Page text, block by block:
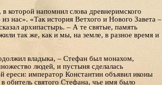
которой напомнил слова древнеримского
нас». «Так история Ветхого и Нового Завета –
архипастырь. – А те святые, память
так же, как и мы, на земле, в разное время и
владыка, – Стефан был монахом,
людей, и пустыня сделалась
ереси: император Константин объявил иконы
обитель святого Стефана, чье имя было